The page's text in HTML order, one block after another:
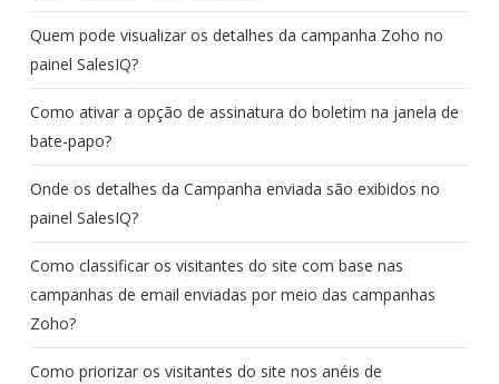
Quem pode visualizar os detalhes da campanha Zoho no
painel SalesIQ?
Como ativar a opção de assinatura do boletim na janela de
bate-papo?
Onde os detalhes da Campanha enviada são exibidos no
painel SalesIQ?
Como classificar os visitantes do site com base nas
campanhas de email enviadas por meio das campanhas
Zoho?
Como priorizar os visitantes do site nos anéis de